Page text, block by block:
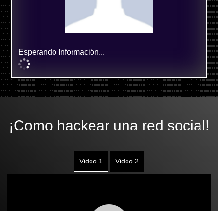
Esperando Información...
¡Como hackear una red social!
Video 1 Video 2